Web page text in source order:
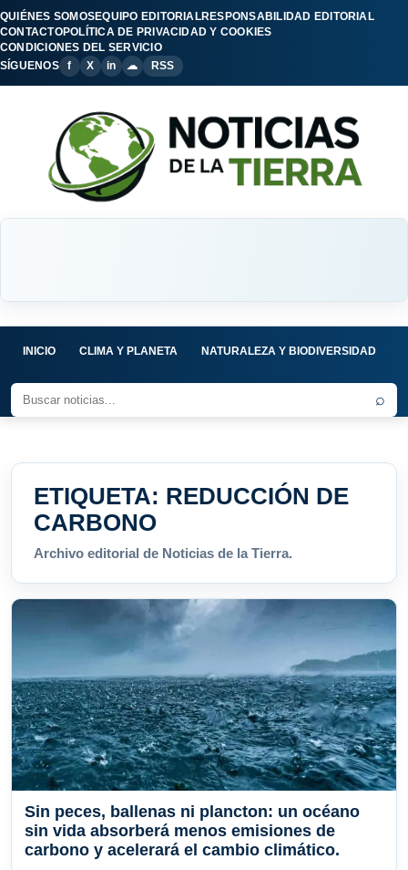
QUIÉNES SOMOSEQUIPO EDITORIALRESPONSABILIDAD EDITORIAL
CONTACTOPOLÍTICA DE PRIVACIDAD Y COOKIES
CONDICIONES DEL SERVICIO
SÍGUENOS
f X in ☁ RSS
INICIO CLIMA Y PLANETA NATURALEZA Y BIODIVERSIDAD
⌕
ETIQUETA: REDUCCIÓN DE
CARBONO
Archivo editorial de Noticias de la Tierra.
Sin peces, ballenas ni plancton: un océano
sin vida absorberá menos emisiones de
carbono y acelerará el cambio climático.